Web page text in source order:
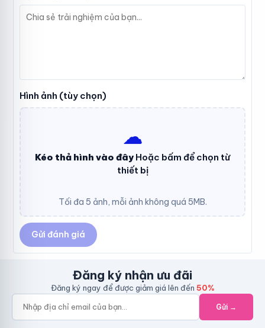
Hình ảnh (tùy chọn)
☁︎
Kéo thả hình vào đây Hoặc bấm để chọn từ
thiết bị
Tối đa 5 ảnh, mỗi ảnh không quá 5MB.
Gửi đánh giá
Đăng ký nhận ưu đãi
Đăng ký ngay để được giảm giá lên đến 50%
Gửi →